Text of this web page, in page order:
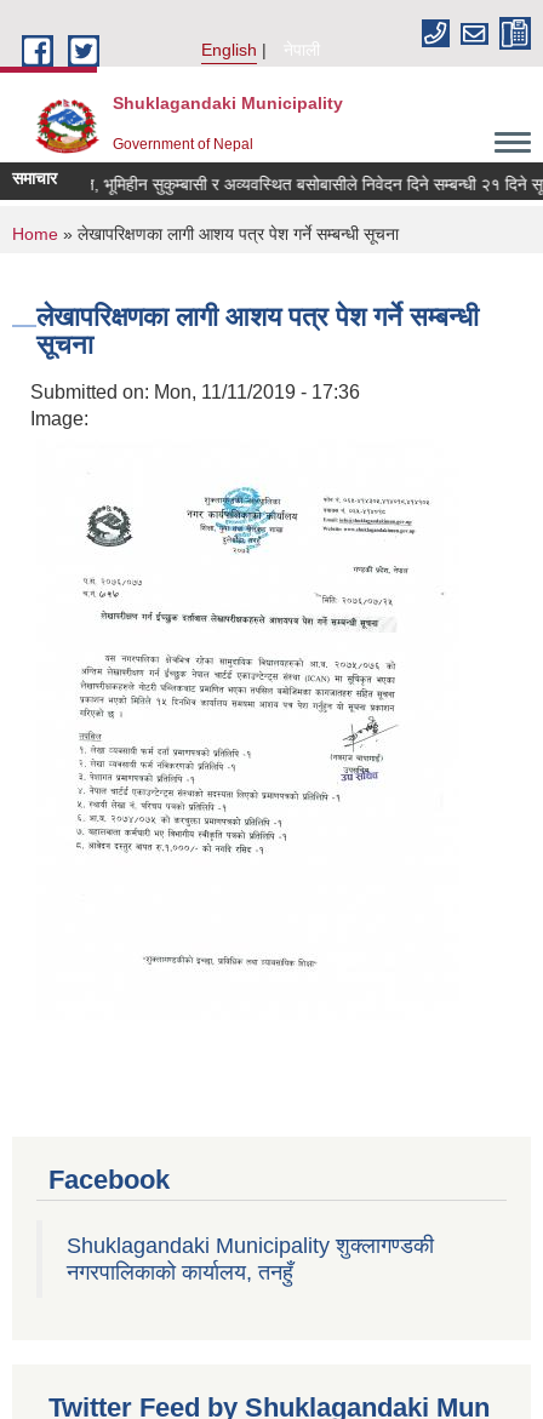
English
नेपाली
Shuklagandaki Municipality
Government of Nepal
समाचारदलित, भूमिहीन सुकुम्बासी र अव्यवस्थित बसोबासीले निवेदन दिने सम्बन्धी २१ दिने
You are here
Home » लेखापरिक्षणका लागी आशय पत्र पेश गर्ने सम्बन्धी सूचना
लेखापरिक्षणका लागी आशय पत्र पेश गर्ने सम्बन्धी
सूचना
Submitted on: Mon, 11/11/2019 - 17:36
Image:
Facebook
Shuklagandaki Municipality शुक्लागण्डकी
नगरपालिकाको कार्यालय, तनहुँ
Twitter Feed by Shuklagandaki Mun